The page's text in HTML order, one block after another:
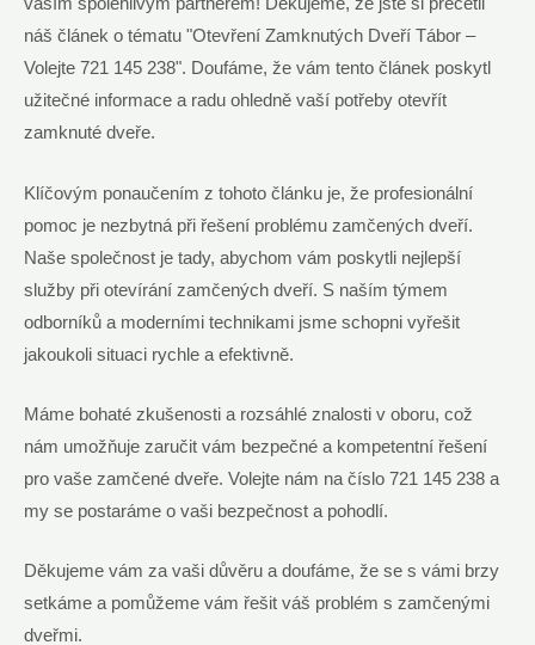
vaším spolehlivým partnerem! Děkujeme, že jste si přečetli
náš článek o tématu "Otevření Zamknutých Dveří Tábor –
Volejte 721 145 238". Doufáme, že vám tento článek poskytl
užitečné informace a radu ohledně vaší potřeby otevřít‍
zamknuté dveře.
Klíčovým ponaučením z tohoto ⁤článku je, že profesionální
pomoc je nezbytná při řešení ‌problému zamčených dveří.
Naše společnost je tady, abychom ⁢vám poskytli nejlepší
služby ‍při ​otevírání zamčených dveří. S naším týmem
odborníků a moderními⁢ technikami jsme schopni vyřešit
jakoukoli situaci rychle a efektivně.
Máme bohaté zkušenosti a rozsáhlé znalosti v oboru, což
nám ​umožňuje zaručit vám bezpečné a kompetentní řešení
pro ⁢vaše zamčené dveře. Volejte nám na číslo 721 145 238 a
my se postaráme o vaši bezpečnost a pohodlí.
Děkujeme vám za vaši důvěru a doufáme, že se s vámi brzy
setkáme a pomůžeme vám řešit váš problém s ⁣zamčenými‍
dveřmi.